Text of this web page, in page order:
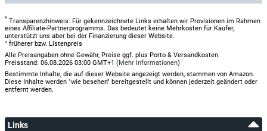
* Transparenzhinweis: Für gekennzeichnete Links erhalten wir Provisionen im Rahmen
eines Affiliate-Partnerprogramms. Das bedeutet keine Mehrkosten für Käufer,
unterstützt uns aber bei der Finanzierung dieser Website.
¹ früherer bzw. Listenpreis
Alle Preisangaben ohne Gewähr, Preise ggf. plus Porto & Versandkosten.
Preisstand: 06.08.2026 03:00 GMT+1 (Mehr Informationen)
Bestimmte Inhalte, die auf dieser Website angezeigt werden, stammen von Amazon.
Diese Inhalte werden "wie besehen" bereitgestellt und können jederzeit geändert oder
entfernt werden.
Links